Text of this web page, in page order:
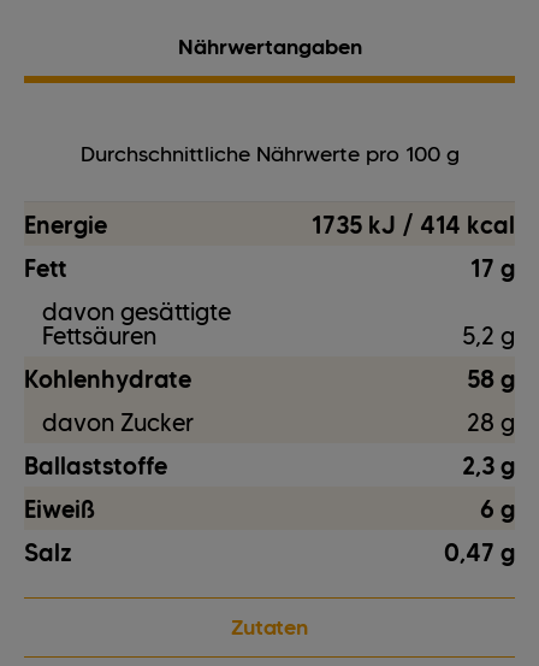
Nährwertangaben
Durchschnittliche Nährwerte pro 100 g
Energie
1735 kJ / 414 kcal
Fett
17 g
davon gesättigte
Fettsäuren
5,2 g
Kohlenhydrate
58 g
davon Zucker
28 g
Ballaststoffe
2,3 g
Eiweiß
6 g
Salz
0,47 g
Zutaten